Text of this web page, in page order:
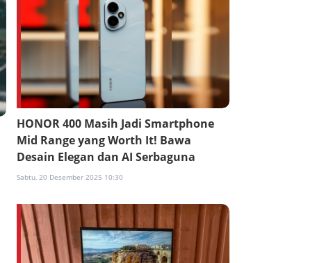
HONOR 400 Masih Jadi Smartphone
Mid Range yang Worth It! Bawa
Desain Elegan dan AI Serbaguna
Sabtu, 20 Desember 2025 10:30